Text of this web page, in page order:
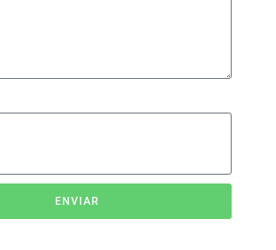
ENVIAR